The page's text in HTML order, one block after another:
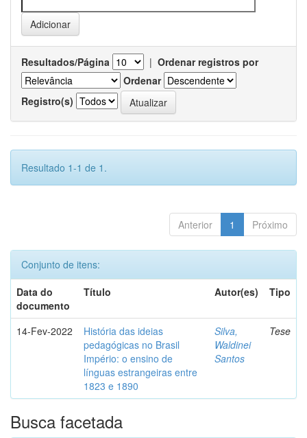
Resultados/Página | Ordenar registros por
Ordenar
Registro(s)
Resultado 1-1 de 1.
Anterior 1 Próximo
Conjunto de itens:
Data do
documento
Título Autor(es) Tipo
14-Fev-2022
História das ideias
pedagógicas no Brasil
Império: o ensino de
línguas estrangeiras entre
1823 e 1890
Silva,
Waldinei
Santos
Tese
Busca facetada